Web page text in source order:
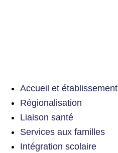
Accueil et établissement
Régionalisation
Liaison santé
Services aux familles
Intégration scolaire